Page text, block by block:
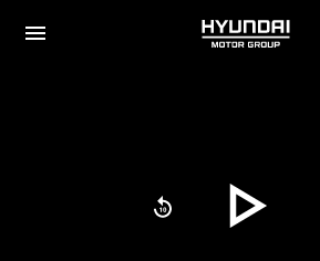
HYUNDAI